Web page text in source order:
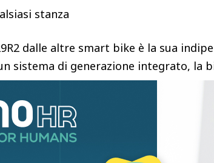
stanza
dalle altre smart bike è la sua
sistema di generazione integrato, la
necessaria per alimentare i suoi
la necessità di prese a muro,
pedale, il display LCD si attiva